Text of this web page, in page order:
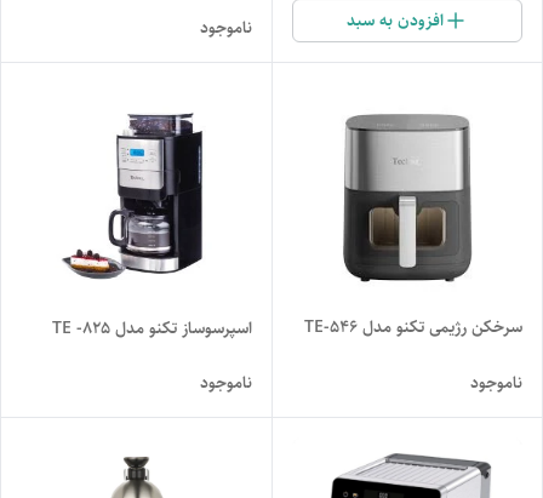
افزودن به سبد ناموجود
سرخکن رژیمی تکنو مدل TE-546
ناموجود
اسپرسوساز تکنو مدل TE -825
ناموجود